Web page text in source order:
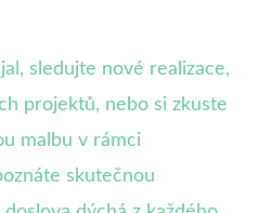
sledujte nové realizace,
projektů, nebo si zkuste
malbu v rámci
skutečnou